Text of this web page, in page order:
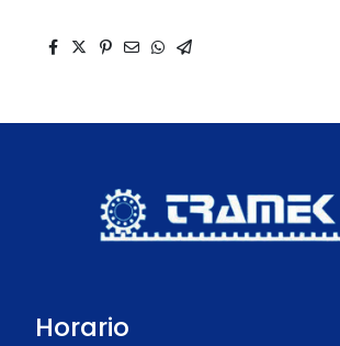
Horario